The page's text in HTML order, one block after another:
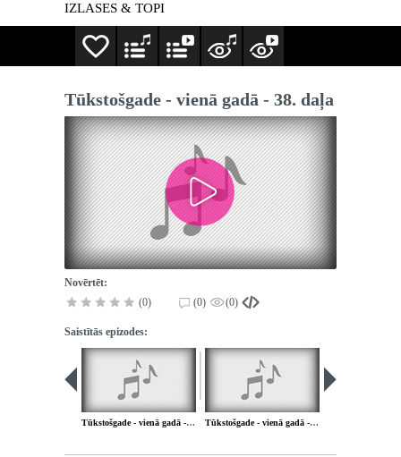
IZLASES & TOPI
Tūkstošgade - vienā gadā - 38. daļa
Novērtēt:
(0)
(0) (0)
Saistītās epizodes:
Tūkstošgade - vienā gadā - 37. daļa Tūkstošgade - vienā gadā - 39. daļa